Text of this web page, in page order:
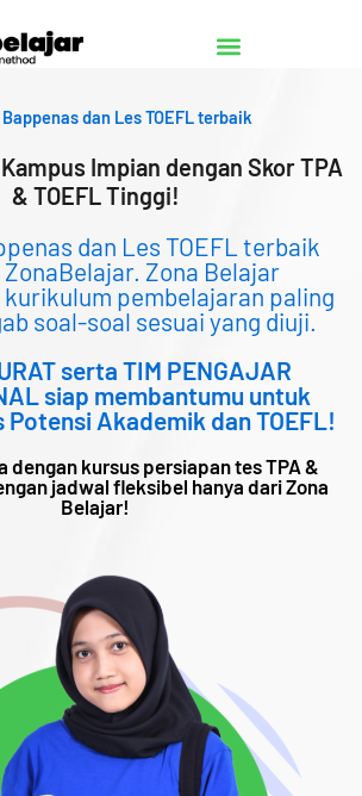
Bappenas dan Les TOEFL terbaik
Impian dengan Skor TPA
& TOEFL Tinggi!
dan Les TOEFL terbaik
ZonaBelajar. Zona Belajar
pembelajaran paling
soal-soal sesuai yang diuji.
serta TIM PENGAJAR
siap membantumu untuk
Potensi Akademik dan TOEFL!
dengan kursus persiapan tes TPA &
jadwal fleksibel hanya dari Zona
Belajar!